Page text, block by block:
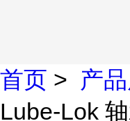
首页 > 产
Lube-Lok